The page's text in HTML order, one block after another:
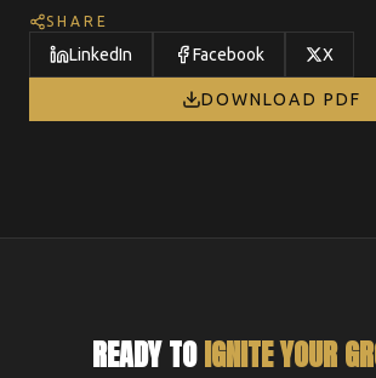
SHARE
LinkedIn Facebook X
DOWNLOAD PDF
READY TOIGNITE YOUR